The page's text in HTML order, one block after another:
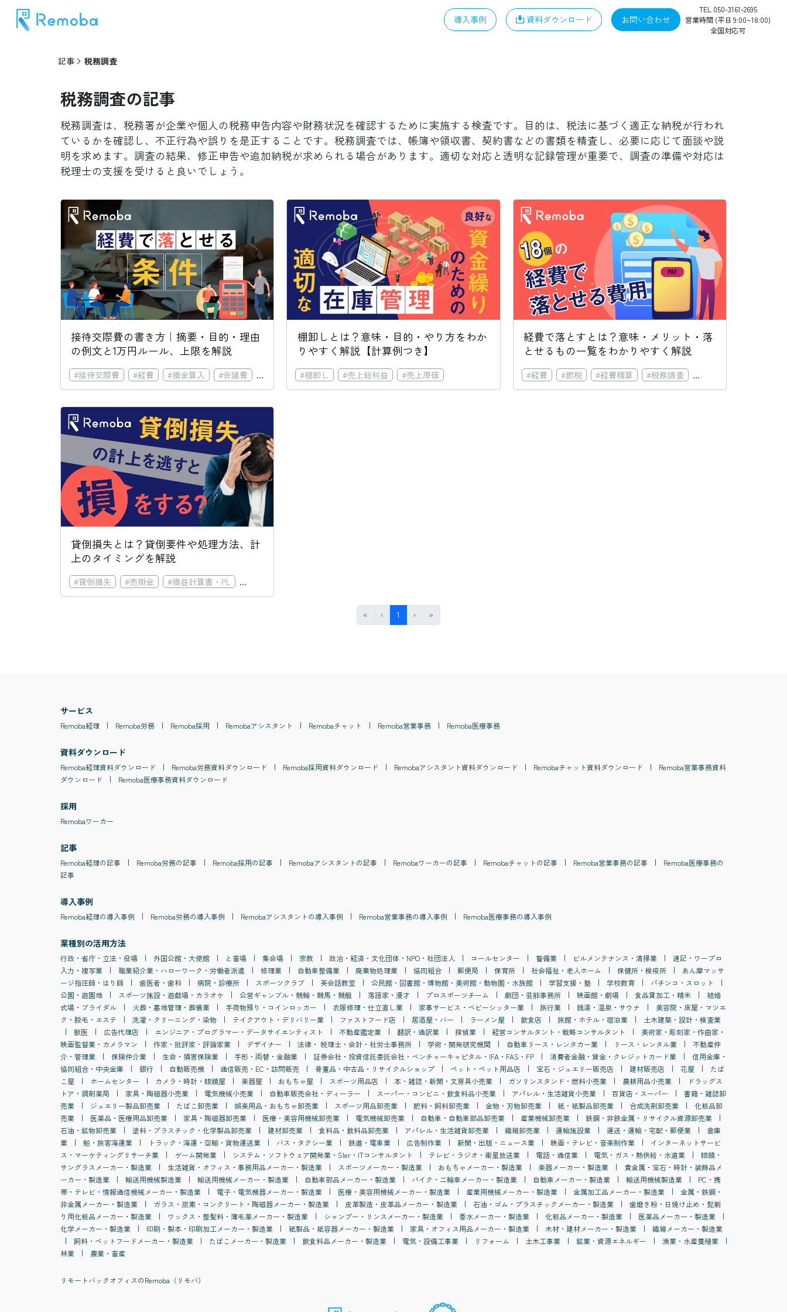
導入事例 資料ダウンロード お問い合わせ
TEL 050-3161-2695
営業時間 (平日 9:00~18:00)
全国対応可
記事 税務調査
税務調査の記事
税務調査は、税務署が企業や個人の税務申告内容や財務状況を確認するために実施する検査です。目的は、税法に基づく適正な納税が行われ
ているかを確認し、不正行為や誤りを是正することです。税務調査では、帳簿や領収書、契約書などの書類を精査し、必要に応じて面談や説
明を求めます。調査の結果、修正申告や追加納税が求められる場合があります。適切な対応と透明な記録管理が重要で、調査の準備や対応は
税理士の支援を受けると良いでしょう。
接待交際費の書き方｜摘要・目的・理由
の例文と1万円ルール、上限を解説
#接待交際費 #経費 #損金算入 #会議費 # 税務調査
棚卸しとは？意味・目的・やり方をわか
りやすく解説【計算例つき】
#棚卸し #売上総利益 #売上原価 棚卸資産 # 実地棚卸 #帳簿棚卸 #粗利 #タグ方式
経費で落とすとは？意味・メリット・落
とせるもの一覧をわかりやすく解説
#経費 #節税 #経費精算 #税務調査 #
貸倒損失とは？貸倒要件や処理方法、計
上のタイミングを解説
#貸倒損失 #売掛金 #損益計算書・PL #
« First‹ Previous
1 (current)
›Next
»
サービス
Remoba経理 Remoba労務 Remoba採用 Remobaアシスタント Remobaチャット Remoba営業事務 Remoba医療事務
資料ダウンロード
Remoba経理資料ダウンロード Remoba労務資料ダウンロード Remoba採用資料ダウンロード Remobaアシスタント資料ダウンロード Remobaチャット資料ダウンロード Remoba営業事務資料
ダウンロード
Remoba医療事務資料ダウンロード
採用
Remobaワーカー
記事
Remoba経理の記事 Remoba労務の記事 Remoba採用の記事 Remobaアシスタントの記事 Remobaワーカーの記事 Remobaチャットの記事 Remoba営業事務の記事 Remoba医療事務の
記事
導入事例
Remoba経理の導入事例 Remoba労務の導入事例 Remobaアシスタントの導入事例 Remoba営業事務の導入事例 Remoba医療事務の導入事例
業種別の活用方法
行政・省庁・立法・役場 外国公館・大使館 と畜場 集会場 宗教 政治・経済・文化団体・NPO・社団法人 コールセンター 警備業 ビルメンテナンス・清掃業
速記・ワープロ
入力・複写業
職業紹介業・ハローワーク・労働者派遣 修理業 自動車整備業 廃棄物処理業 協同組合 郵便局 保育所 社会福祉・老人ホーム 保健所・検疫所
あん摩マッサ
ージ指圧師・はり師
歯医者・歯科 病院・診療所 スポーツクラブ 英会話教室 公民館・図書館・博物館・美術館・動物園・水族館 学習支援・塾 学校教育
パチンコ・スロット
公園・遊園地
スポーツ施設・遊戯場・カラオケ 公営ギャンブル・競輪・競馬・競艇 落語家・漫才 プロスポーツチーム 劇団・芸能事務所 映画館・劇場 食品賃加工・精米
結婚
式場・ブライダル
火葬・墓地管理・葬儀業 手荷物預り・コインロッカー 衣服修理・仕立直し業 家事サービス・ベビーシッター業 旅行業 銭湯・温泉・サウナ
美容院・床屋・マツエ
ク・脱毛・エステ
洗濯・クリーニング・染物 テイクアウト・デリバリー業 ファストフード店 居酒屋・バー ラーメン屋 飲食店 旅館・ホテル・宿泊業
土木建築・設計・検査業
獣医
広告代理店 エンジニア・プログラマー・データサイエンティスト 不動産鑑定業 翻訳・通訳業 探偵業 経営コンサルタント・戦略コンサルタント
美術家・彫刻家・作曲家・
映画監督業・カメラマン
作家・批評家・評論家業 デザイナー 法律・ 税理士・会計・社労士事務所 学術・開発研究機関 自動車リース・レンタカー業 リース・レンタル業
不動産仲
介・管理業
保険仲介業 生命・損害保険業 手形・両替・金融業 証券会社・投資信託委託会社・ベンチャーキャピタル・IFA・FAS・FP 消費者金融・貸金・クレジットカード業
信用金庫・
協同組合・中央金庫
銀行 自動販売機 通信販売・EC・訪問販売 骨董品・中古品・リサイクルショップ ペット・ペット用品店 宝石・ジュエリー販売店 建材販売店 花屋
たば
こ屋
ホームセンター カメラ・時計・眼鏡屋 楽器屋 おもちゃ屋 スポーツ用品店 本・雑誌・新聞・文房具小売業 ガソリンスタンド・燃料小売業 農耕用品小売業
ドラッグス
トア・調剤薬局
家具・陶磁器小売業 電気機械小売業 自動車販売会社・ディーラー スーパー・コンビニ・飲食料品小売業 アパレル・生活雑貨小売業 百貨店・スーパー
書籍・雑誌卸
売業
ジュエリー製品卸売業 たばこ卸売業 娯楽用品・おもちゃ卸売業 スポーツ用品卸売業 肥料・飼料卸売業 金物・刃物卸売業 紙・紙製品卸売業 合成洗剤卸売業
化粧品卸
売業
医薬品・医療用品卸売業 家具・陶磁器卸売業 医療・美容用機械卸売業 電気機械卸売業 自動車・自動車部品卸売業 産業機械卸売業
鉄鋼・非鉄金属・リサイクル資源卸売業
石油・鉱物卸売業
塗料・プラスチック・化学製品卸売業 建材卸売業 食料品・飲料品卸売業 アパレル・生活雑貨卸売業 繊維卸売業 運輸施設業 運送・運輸・宅配・郵便業
倉庫
業
船・旅客海運業 トラック・海運・空輸・貨物運送業 バス・タクシー業 鉄道・電車業 広告制作業 新聞・出版・ニュース業 映画・テレビ・音楽制作業
インターネットサービ
ス・マーケティングリサーチ業
ゲーム開発業 システム・ソフトウェア開発業・SIer・ITコンサルタント テレビ・ラジオ・衛星放送業 電話・通信業 電気・ガス・熱供給・水道業
眼鏡・
サングラスメーカー・製造業
生活雑貨・オフィス・事務用品メーカー・製造業 スポーツメーカー・製造業 おもちゃメーカー・製造業 楽器メーカー・製造業
貴金属・宝石・時計・装飾品メ
ーカー・製造業
輸送用機械製造業 輸送用機械メーカー・製造業 自動車部品メーカー・製造業 バイク・二輪車メーカー・製造業 自動車メーカー・製造業 輸送用機械製造業
PC・携
帯・テレビ・情報通信機械メーカー・製造業
電子・電気機器メーカー・製造業 医療・美容用機械メーカー・製造業 産業用機械メーカー・製造業 金属加工品メーカー・製造業
金属・鉄鋼・
非金属メーカー・製造業
ガラス・炭素・コンクリート・陶磁器メーカー・製造業 皮革製造・皮革品メーカー・製造業 石油・ゴム・プラスチックメーカー・製造業
歯磨き粉・日焼け止め・髭剃
り用化粧品メーカー・製造業
ワックス・整髪料・薄毛薬メーカー・製造業 シャンプー・リンスメーカー・製造業 香水メーカー・製造業 化粧品メーカー・製造業
医薬品メーカー・製造業
化学メーカー・製造業
印刷・製本・印刷加工メーカー・製造業 紙製品・紙容器メーカー・製造業 家具・オフィス用品メーカー・製造業 木材・建材メーカー・製造業
繊維メーカー・製造業
飼料・ペットフードメーカー・製造業
たばこメーカー・製造業 飲食料品メーカー・製造業 電気・設備工事業 リフォーム 土木工事業 鉱業・資源エネルギー
漁業・水産養殖業
林業
農業・畜産
リモートバックオフィスのRemoba（リモバ）